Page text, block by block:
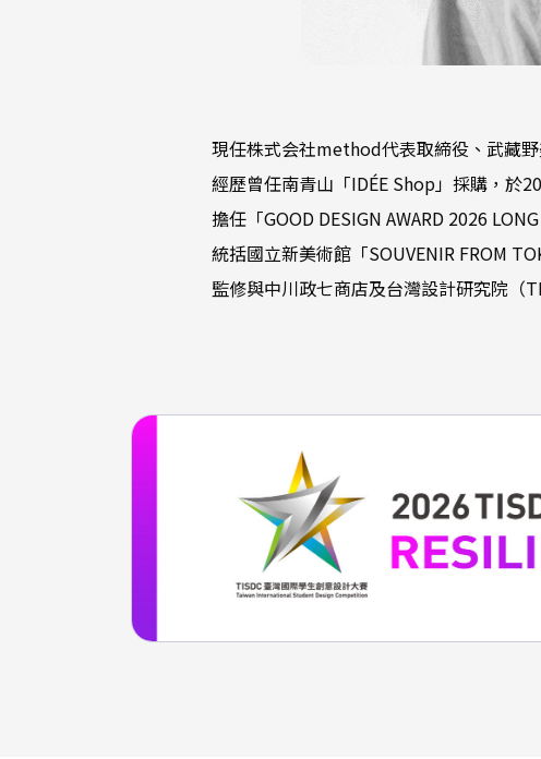
現任株式会社method代表取締役、武藏
經歷曾任南青山「IDÉE Shop」採購，於
擔任「GOOD DESIGN AWARD 2026
統括國立新美術館「SOUVENIR FROM
監修與中川政七商店及台灣設計研究院（